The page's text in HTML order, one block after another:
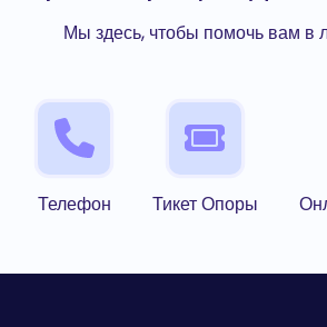
Мы здесь, чтобы помочь вам в
Телефон Тикет Опоры